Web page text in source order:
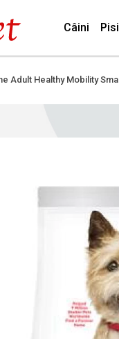
Câini
Adult Healthy Mobility